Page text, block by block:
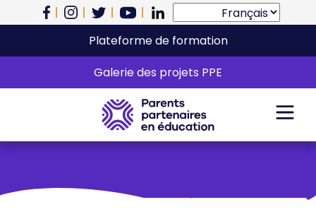
Plateforme de formation
Galerie des projets PPE
En route vers le
consentement